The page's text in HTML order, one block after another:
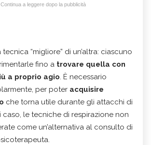
Continua a leggere dopo la pubblicità
“migliore” di un’altra: ciascuno
fino a trovare quella con
a proprio agio. È necessario
per poter acquisire
che torna utile durante gli attacchi di
caso, le tecniche di respirazione non
come un’alternativa al consulto di